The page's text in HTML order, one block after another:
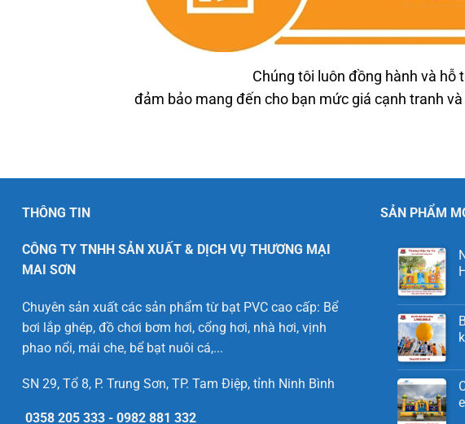
Chúng tôi luôn đồng hành và hỗ
đảm bảo mang đến cho bạn mức giá cạnh tranh
THÔNG TIN
CÔNG TY TNHH SẢN XUẤT & DỊCH VỤ THƯƠNG MẠI
MAI SƠN
Chuyên sản xuất các sản phẩm từ bạt PVC cao cấp: Bể
bơi lắp ghép, đồ chơi bơm hơi, cổng hơi, nhà hơi, vịnh
phao nổi, mái che, bể bạt nuôi cá,...
SN 29, Tổ 8, P. Trung Sơn, TP. Tam Điệp, tỉnh Ninh Bình
0358 205 333 - 0982 881 332
SẢN PHẨM